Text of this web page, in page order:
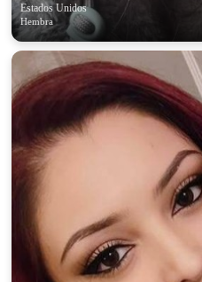
Estados Unidos
Hembra